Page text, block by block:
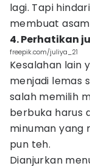
lagi. Tapi
membuat
4. Perhatikan
freepik.com/juliya_21
Kesalahan lain
menjadi lemas
salah memilih
berbuka harus
minuman yang
pun teh.
Dianjurkan